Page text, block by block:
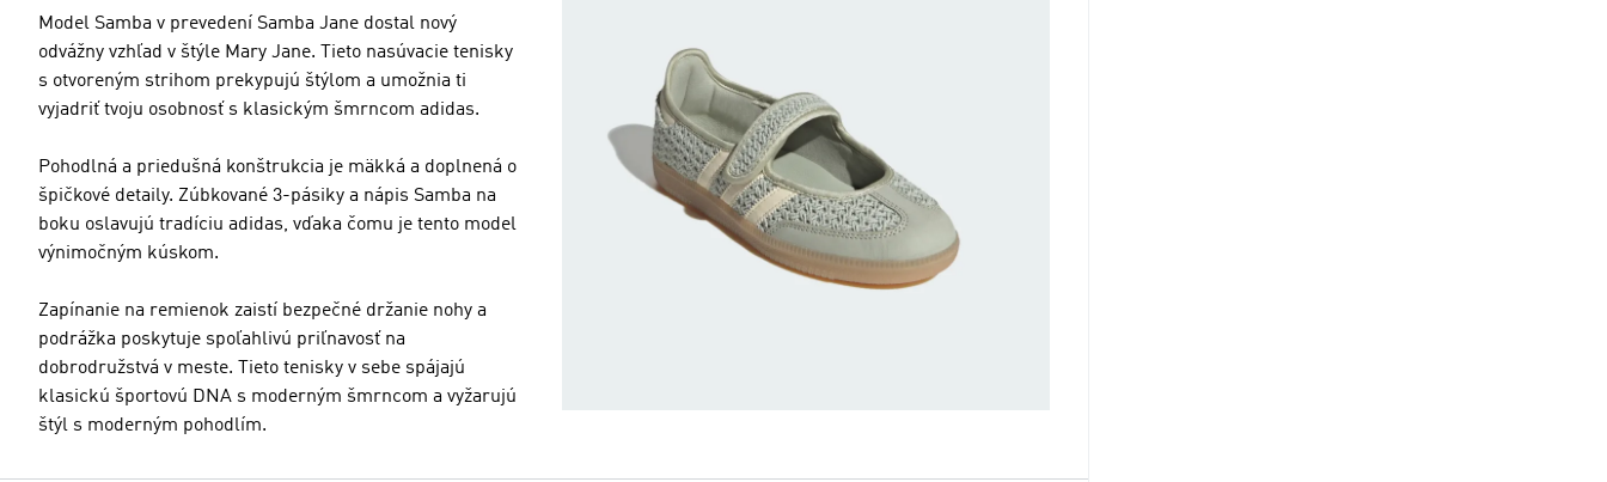
Model Samba v prevedení Samba Jane dostal nový
odvážny vzhľad v štýle Mary Jane. Tieto nasúvacie tenisky
s otvoreným strihom prekypujú štýlom a umožnia ti
vyjadriť tvoju osobnosť s klasickým šmrncom adidas.
Pohodlná a priedušná konštrukcia je mäkká a doplnená o
špičkové detaily. Zúbkované 3-pásiky a nápis Samba na
boku oslavujú tradíciu adidas, vďaka čomu je tento model
výnimočným kúskom.
Zapínanie na remienok zaistí bezpečné držanie nohy a
podrážka poskytuje spoľahlivú priľnavosť na
dobrodružstvá v meste. Tieto tenisky v sebe spájajú
klasickú športovú DNA s moderným šmrncom a vyžarujú
štýl s moderným pohodlím.